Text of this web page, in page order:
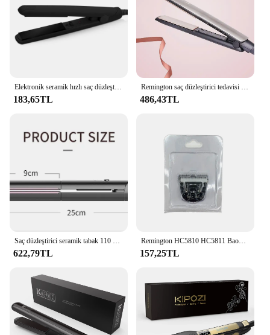
Elektronik seramik hızlı saç düzleştirici taşınabilir Mini saç düzleştirici islak/kurutma doğrultma ütüler profesyonel
183,65TL
Remington saç düzleştirici tedavisi iyon saç düzleştirici ve seramik plakalar dijital yüksek 450F sıcaklık ile düzleştirici
486,43TL
Saç düzleştirici seramik tabak 110 220v voltaj gri renk Oem özelleştirilmiş güç ürün tarzı Curler fonksiyonu ile
622,79TL
Remington HC5810 HC5811 BaoRun X7 için seramik bıçak evcil hayvan kırkma makası P2 P6 P9 S1 yedek bıçak saç düzeltici kesici kafa
157,25TL